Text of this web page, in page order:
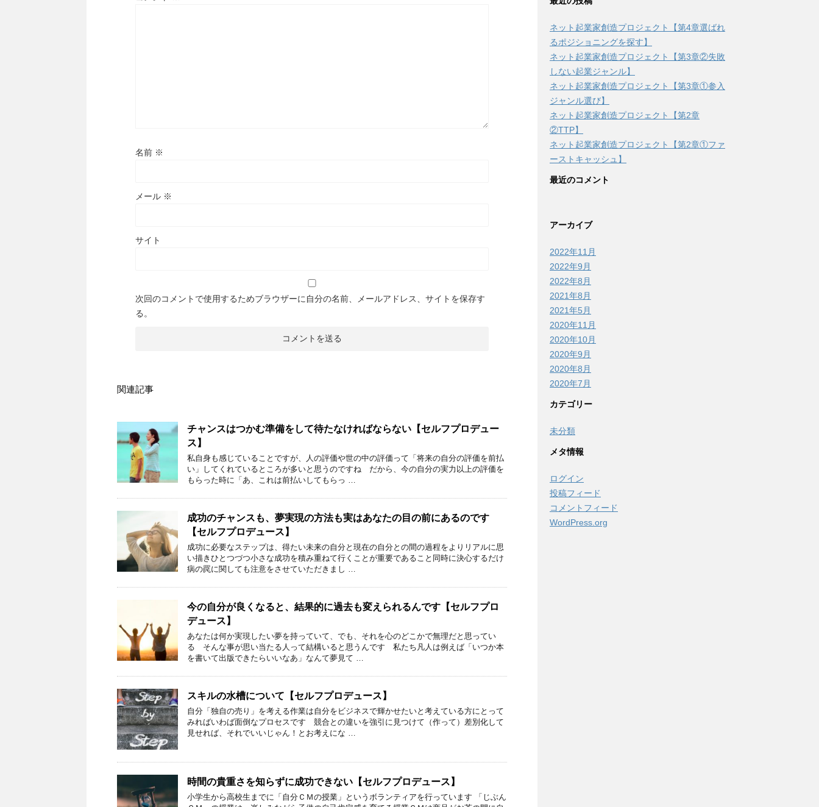
名前 ※
メール ※
サイト
次回のコメントで使用するためブラウザーに自分の名前、メールアドレス、サイトを保存す
る。
関連記事
チャンスはつかむ準備をして待たなければならない【セルフプロデュー
ス】
私自身も感じていることですが、人の評価や世の中の評価って「将来の自分の評価を前払
い」してくれているところが多いと思うのですね だから、今の自分の実力以上の評価を
もらった時に「あ、これは前払いしてもらっ …
成功のチャンスも、夢実現の方法も実はあなたの目の前にあるのです
【セルフプロデュース】
成功に必要なステップは、得たい未来の自分と現在の自分との間の過程をよりリアルに思
い描きひとつづつ小さな成功を積み重ねて行くことが重要であること同時に決心するだけ
病の罠に関しても注意をさせていただきまし …
今の自分が良くなると、結果的に過去も変えられるんです【セルフプロ
デュース】
あなたは何か実現したい夢を持っていて、でも、それを心のどこかで無理だと思ってい
る そんな事が思い当たる人って結構いると思うんです 私たち凡人は例えば「いつか本
を書いて出版できたらいいなあ」なんて夢見て …
スキルの水槽について【セルフプロデュース】
自分「独自の売り」を考える作業は自分をビジネスで輝かせたいと考えている方にとって
みればいわば面倒なプロセスです 競合との違いを強引に見つけて（作って）差別化して
見せれば、それでいいじゃん！とお考えにな …
時間の貴重さを知らずに成功できない【セルフプロデュース】
小学生から高校生までに「自分ＣＭの授業」というボランティアを行っています 「じぶん
ネット起業家創造プロジェクト【第4章選ばれ
るポジショニングを探す】
ネット起業家創造プロジェクト【第3章②失敗
しない起業ジャンル】
ネット起業家創造プロジェクト【第3章①参入
ジャンル選び】
ネット起業家創造プロジェクト【第2章
②TTP】
ネット起業家創造プロジェクト【第2章①ファ
ーストキャッシュ】
最近のコメント
アーカイブ
2022年11月
2022年9月
2022年8月
2021年8月
2021年5月
2020年11月
2020年10月
2020年9月
2020年8月
2020年7月
カテゴリー
未分類
メタ情報
ログイン
投稿フィード
コメントフィード
WordPress.org